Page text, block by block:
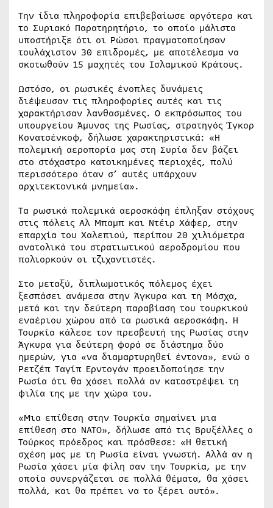
Την ίδια πληροφορία επιβεβαίωσε αργότερα και
το Συριακό Παρατηρητήριο, το οποίο μάλιστα
υποστήριξε ότι οι Ρώσοι πραγματοποίησαν
τουλάχιστον 30 επιδρομές, με αποτέλεσμα να
σκοτωθούν 15 μαχητές του Ισλαμικού Κράτους.
Ωστόσο, οι ρωσικές ένοπλες δυνάμεις
διέψευσαν τις πληροφορίες αυτές και τις
χαρακτήρισαν λανθασμένες. Ο εκπρόσωπος του
υπουργείου Άμυνας της Ρωσίας, στρατηγός Ίγκορ
Κονατσένκοφ, δήλωσε χαρακτηριστικά: «Η
πολεμική αεροπορία μας στη Συρία δεν βάζει
στο στόχαστρο κατοικημένες περιοχές, πολύ
περισσότερο όταν σ’ αυτές υπάρχουν
αρχιτεκτονικά μνημεία».
Τα ρωσικά πολεμικά αεροσκάφη έπληξαν στόχους
στις πόλεις Αλ Μπαμπ και Ντέιρ Χάφερ, στην
επαρχία του Χαλεπιού, περίπου 20 χιλιόμετρα
ανατολικά του στρατιωτικού αεροδρομίου που
πολιορκούν οι τζιχαντιστές.
Στο μεταξύ, διπλωματικός πόλεμος έχει
ξεσπάσει ανάμεσα στην Άγκυρα και τη Μόσχα,
μετά και την δεύτερη παραβίαση του τουρκικού
εναέριου χώρου από τα ρωσικά αεροσκάφη. Η
Τουρκία κάλεσε τον πρεσβευτή της Ρωσίας στην
Άγκυρα για δεύτερη φορά σε διάστημα δύο
ημερών, για «να διαμαρτυρηθεί έντονα», ενώ ο
Ρετζέπ Ταγίπ Ερντογάν προειδοποίησε την
Ρωσία ότι θα χάσει πολλά αν καταστρέψει τη
φιλία της με την χώρα του.
«Μια επίθεση στην Τουρκία σημαίνει μια
επίθεση στο ΝΑΤΟ», δήλωσε από τις Βρυξέλλες ο
Τούρκος πρόεδρος και πρόσθεσε: «Η θετική
σχέση μας με τη Ρωσία είναι γνωστή. Αλλά αν η
Ρωσία χάσει μία φίλη σαν την Τουρκία, με την
οποία συνεργάζεται σε πολλά θέματα, θα χάσει
πολλά, και θα πρέπει να το ξέρει αυτό».